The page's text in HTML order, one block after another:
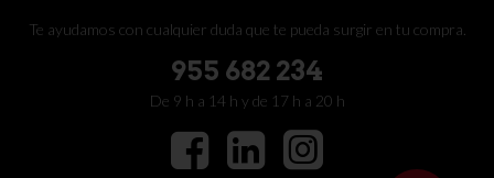
Te ayudamos con cualquier duda que te pueda surgir en tu compra.
955 682 234
De 9 h a 14 h y de 17 h a 20 h